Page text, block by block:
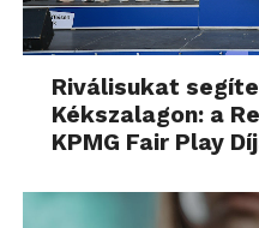
Riválisukat
Kékszalagon: a
KPMG Fair Play